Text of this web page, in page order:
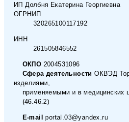
ИП Долбня Екатерина Георгиевна
ОГРНИП
320265100117192
ИНН
261505846552
ОКПО 2004531096
Сфера деятельности ОКВЭД
изделиями,
применяемыми и в медицинских
(46.46.2)
E-mail portal.03@yandex.ru